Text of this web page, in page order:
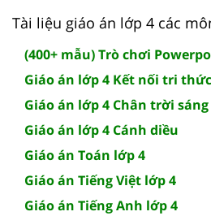
Tài liệu giáo án lớp 4 các
(400+ mẫu) Trò chơi
Giáo án lớp 4 Kết nối tri thức
Giáo án lớp 4 Chân trời
Giáo án lớp 4 Cánh diều
Giáo án Toán lớp 4
Giáo án Tiếng Việt lớp 4
Giáo án Tiếng Anh lớp 4